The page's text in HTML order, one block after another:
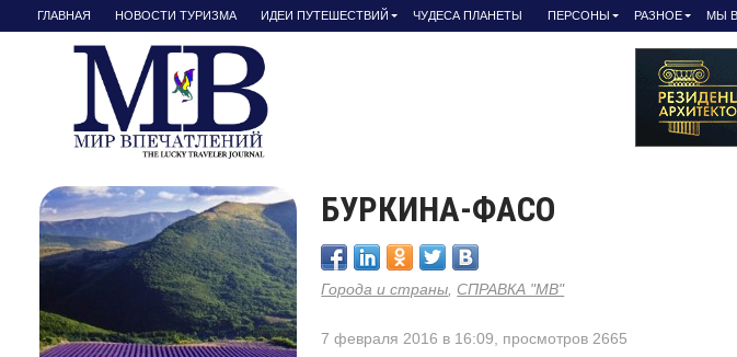
ГЛАВНАЯ НОВОСТИ ТУРИЗМА ИДЕИ ПУТЕШЕСТВИЙ ЧУДЕСА ПЛАНЕТЫ ПЕРСОНЫ РАЗНОЕ МЫ
БУРКИНА-ФАСО
Города и страны СПРАВКА "МВ"
7 февраля 2016 в 16:09, просмотров 2665